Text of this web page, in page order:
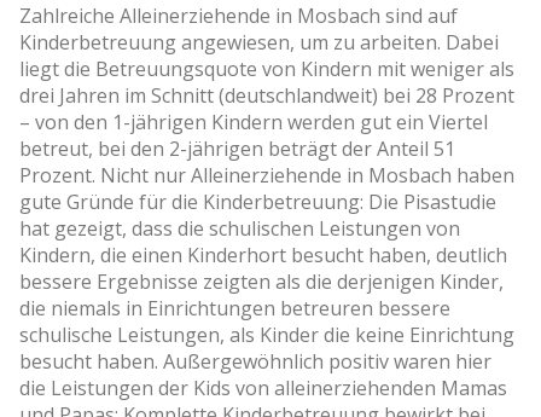
Zahlreiche Alleinerziehende in Mosbach sind auf
Kinderbetreuung angewiesen, um zu arbeiten. Dabei
liegt die Betreuungsquote von Kindern mit weniger als
drei Jahren im Schnitt (deutschlandweit) bei 28 Prozent
– von den 1-jährigen Kindern werden gut ein Viertel
betreut, bei den 2-jährigen beträgt der Anteil 51
Prozent. Nicht nur Alleinerziehende in Mosbach haben
gute Gründe für die Kinderbetreuung: Die Pisastudie
hat gezeigt, dass die schulischen Leistungen von
Kindern, die einen Kinderhort besucht haben, deutlich
bessere Ergebnisse zeigten als die derjenigen Kinder,
die niemals in Einrichtungen betreuren bessere
schulische Leistungen, als Kinder die keine Einrichtung
besucht haben. Außergewöhnlich positiv waren hier
die Leistungen der Kids von alleinerziehenden Mamas